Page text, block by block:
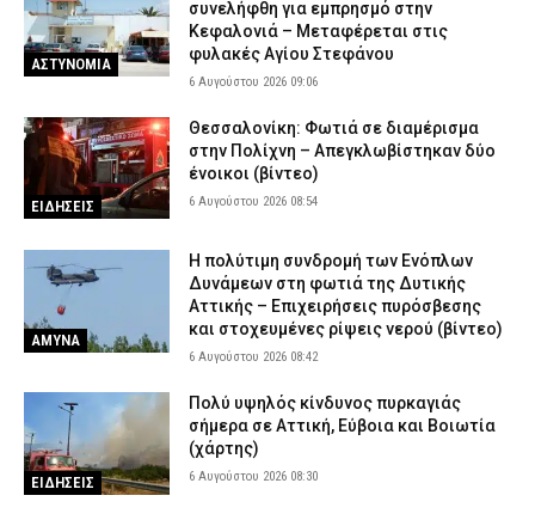
Τραγωδία στα Μάλια: Μητέρα από την Ολλανδία έχασε τη ζωή
της σε θαλάσσια εκδρομή – Σοκ για τα τρία παιδιά της
ΕΙΔΗΣΕΙΣ 5 Αυγούστου 2026 20:08
των τριών της σπείρας των μετασχηματιστών
ΔΙΚΑΙΟΣΥΝΗ 5 Αυγούστου 2026 19:55
ΑΣΤΥΝΟΜΙΑ
συνελήφθη για εμπρησμό στην
Κεφαλονιά – Μεταφέρεται στις
φυλακές Αγίου Στεφάνου
6 Αυγούστου 2026 09:06
ΕΙΔΗΣΕΙΣ
Θεσσαλονίκη: Φωτιά σε διαμέρισμα
στην Πολίχνη – Απεγκλωβίστηκαν δύο
ένοικοι (βίντεο)
6 Αυγούστου 2026 08:54
ΑΜΥΝΑ
H πολύτιμη συνδρομή των Ενόπλων
Δυνάμεων στη φωτιά της Δυτικής
Αττικής – Επιχειρήσεις πυρόσβεσης
και στοχευμένες ρίψεις νερού (βίντεο)
6 Αυγούστου 2026 08:42
ΕΙΔΗΣΕΙΣ
Πολύ υψηλός κίνδυνος πυρκαγιάς
σήμερα σε Αττική, Εύβοια και Βοιωτία
(χάρτης)
6 Αυγούστου 2026 08:30